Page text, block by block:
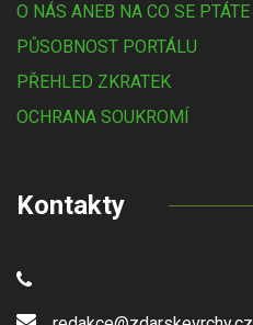
O NÁS ANEB NA CO SE PTÁTE
PŮSOBNOST PORTÁLU
PŘEHLED ZKRATEK
OCHRANA SOUKROMÍ
Kontakty